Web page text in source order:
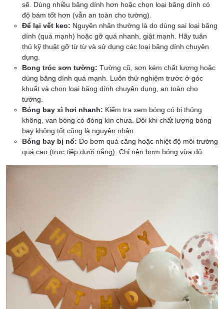
sẽ. Dùng nhiều băng dính hơn hoặc chọn loại băng dính có
độ bám tốt hơn (vẫn an toàn cho tường).
Để lại vết keo: Nguyên nhân thường là do dùng sai loại băng
dính (quá mạnh) hoặc gỡ quá nhanh, giật mạnh. Hãy tuân
thủ kỹ thuật gỡ từ từ và sử dụng các loại băng dính chuyên
dụng.
Bong tróc sơn tường: Tường cũ, sơn kém chất lượng hoặc
dùng băng dính quá mạnh. Luôn thử nghiệm trước ở góc
khuất và chọn loại băng dính chuyên dụng, an toàn cho
tường.
Bóng bay xì hơi nhanh: Kiểm tra xem bóng có bị thủng
không, van bóng có đóng kín chưa. Đôi khi chất lượng bóng
bay không tốt cũng là nguyên nhân.
Bóng bay bị nổ: Do bơm quá căng hoặc nhiệt độ môi trường
quá cao (trực tiếp dưới nắng). Chỉ nên bơm bóng vừa đủ.